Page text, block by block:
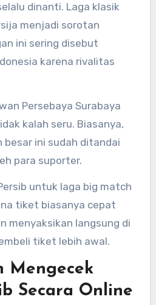
dinanti. Laga klasik
menjadi sorotan
ini sering disebut
karena rivalitas
Persebaya Surabaya
kalah seru. Biasanya,
ini sudah ditandai
para suporter.
untuk laga big match
tiket biasanya cepat
menyaksikan langsung di
tiket lebih awal.
Mengecek
Secara Online